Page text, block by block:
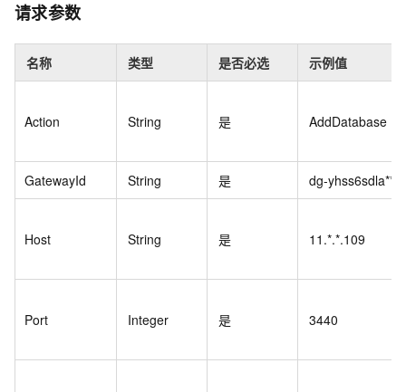
请求参数
名称 类型 是否必选 示例值
Action String 是 AddDatabase
GatewayId String 是 dg-yhss6sdla****
Host String 是 11.*.*.109
Port Integer 是 3440